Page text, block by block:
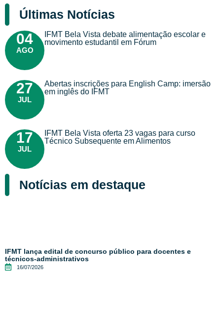
Últimas Notícias
04
AGO
IFMT Bela Vista debate alimentação escolar e
movimento estudantil em Fórum
27
JUL
Abertas inscrições para English Camp: imersão
em inglês do IFMT
17
JUL
IFMT Bela Vista oferta 23 vagas para curso
Técnico Subsequente em Alimentos
Notícias em destaque
IFMT lança edital de concurso público para docentes e
técnicos-administrativos
16/07/2026